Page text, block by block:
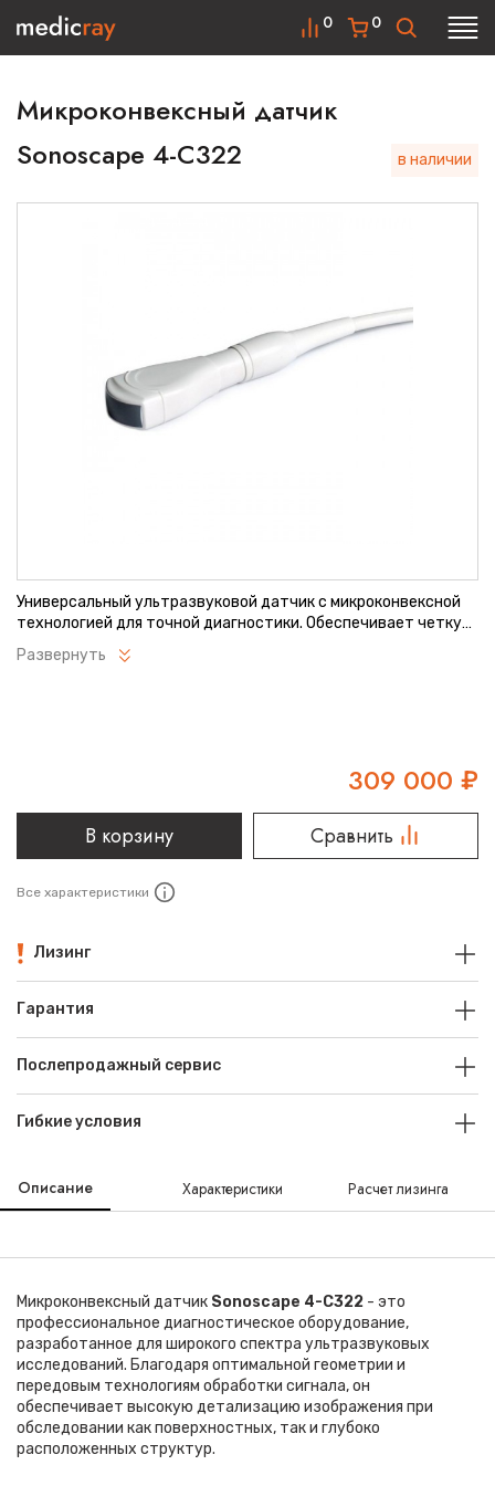
0
0
Микроконвексный датчик
Sonoscape 4-C322
в наличии
Универсальный ультразвуковой датчик с микроконвексной
технологией для точной диагностики. Обеспечивает четкую
визуализацию при обследовании различных органов и
систем. Оптимальное сочетание качества изображения и
Развернуть
309 000 ₽
В корзину Сравнить
Все характеристики
Лизинг
Гарантия
Послепродажный сервис
Гибкие условия
Описание Характеристики Расчет лизинга
Микроконвексный датчик Sonoscape 4-C322 - это
профессиональное диагностическое оборудование,
разработанное для широкого спектра ультразвуковых
исследований. Благодаря оптимальной геометрии и
передовым технологиям обработки сигнала, он
обеспечивает высокую детализацию изображения при
обследовании как поверхностных, так и глубоко
расположенных структур.